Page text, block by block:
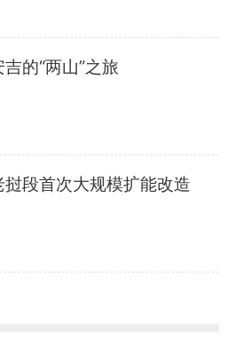
习近平总书记从三
要求：“第一，坚
守正创新”。
绕文化传承发展发
话、作出一系列重
的“两山”之旅
段首次大规模扩能改造